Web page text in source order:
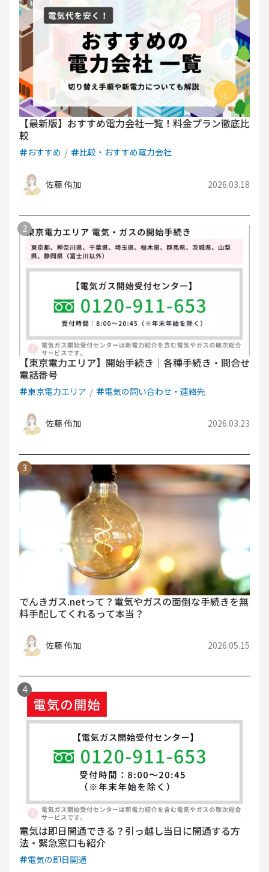
【最新版】おすすめ電力会社一覧！料金プラン徹底比
較
おすすめ 比較・おすすめ電力会社
佐藤 侑加 2026.03.18
【東京電力エリア】開始手続き｜各種手続き・問合せ
電話番号
東京電力エリア 電気の問い合わせ・連絡先
佐藤 侑加 2026.03.23
でんきガス.netって？電気やガスの面倒な手続きを無
料手配してくれるって本当？
佐藤 侑加 2026.05.15
電気は即日開通できる？引っ越し当日に開通する方
法・緊急窓口も紹介
電気の即日開通